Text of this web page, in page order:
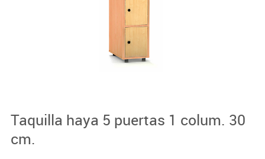
Taquilla haya 5 puertas 1 colum. 30
cm.